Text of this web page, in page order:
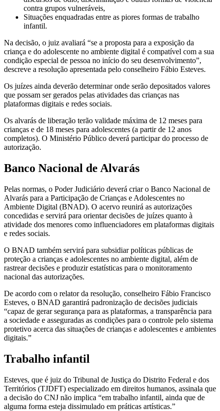
contra grupos vulneráveis,
Situações enquadradas entre as piores formas de trabalho
infantil.
Na decisão, o juiz avaliará “se a proposta para a exposição da
criança e do adolescente no ambiente digital é compatível com a sua
condição especial de pessoa no início do seu desenvolvimento”,
descreve a resolução apresentada pelo conselheiro Fábio Esteves.
Os juízes ainda deverão determinar onde serão depositados valores
que possam ser gerados pelas atividades das crianças nas
plataformas digitais e redes sociais.
Os alvarás de liberação terão validade máxima de 12 meses para
crianças e de 18 meses para adolescentes (a partir de 12 anos
completos). O Ministério Público deverá participar do processo de
autorização.
Banco Nacional de Alvarás
Pelas normas, o Poder Judiciário deverá criar o Banco Nacional de
Alvarás para a Participação de Crianças e Adolescentes no
Ambiente Digital (BNAD). O acervo reunirá as autorizações
concedidas e servirá para orientar decisões de juízes quanto à
atividade dos menores como influenciadores em plataformas digitais
e redes sociais.
O BNAD também servirá para subsidiar políticas públicas de
proteção a crianças e adolescentes no ambiente digital, além de
rastrear decisões e produzir estatísticas para o monitoramento
nacional das autorizações.
De acordo com o relator da resolução, conselheiro Fábio Francisco
Esteves, o BNAD garantirá padronização de decisões judiciais
“capaz de gerar segurança para as plataformas, a transparência para
a sociedade e asseguradas as condições para o controle pelo sistema
protetivo acerca das situações de crianças e adolescentes e ambientes
digitais.”
Trabalho infantil
Esteves, que é juiz do Tribunal de Justiça do Distrito Federal e dos
Territórios (TJDFT) especializado em direitos humanos, assinala que
a decisão do CNJ não implica “em trabalho infantil, ainda que de
alguma forma esteja dissimulado em práticas artísticas.”